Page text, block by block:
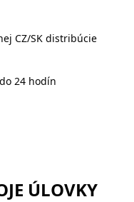
CZ/SK distribúcie
24 hodín
ÚLOVKY